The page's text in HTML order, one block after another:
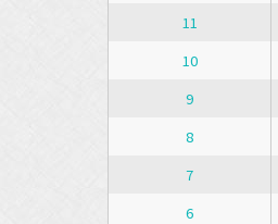
11
10
9
8
7
6